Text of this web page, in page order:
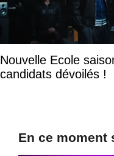
Nouvelle Ecole
candidats dévoilés !
En ce moment